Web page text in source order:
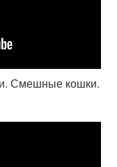
Смешные кошки.